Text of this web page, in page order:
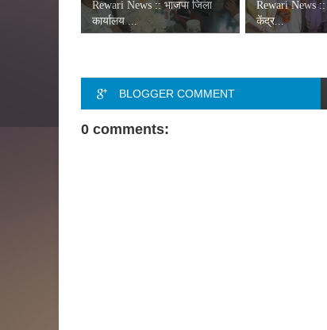
Rewari News :: भाजपा जिला
कार्यालय ...
Rewari News ::
केंद्र...
BLOGGER COMMENT
0 comments: